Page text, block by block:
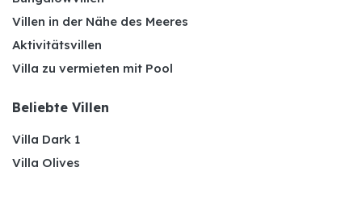
Villen in der Nähe des Meeres
Aktivitätsvillen
Villa zu vermieten mit Pool
Beliebte Villen
Villa Dark 1
Villa Olives